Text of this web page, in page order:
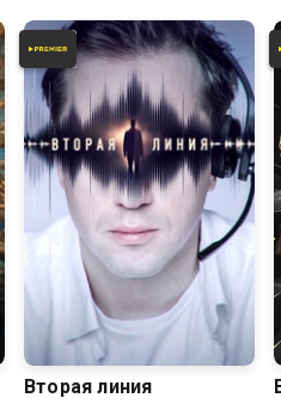
6.0
Вторая линия